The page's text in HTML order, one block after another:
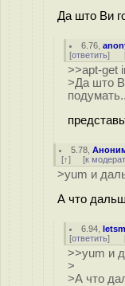
Да што Ви
6.76 ,
[ответить]
>>apt-get
>Да што
5.78 ,
[↑] [к
>yum и
А что
6.94 ,
[ответить]
>>yum и
>
>А что